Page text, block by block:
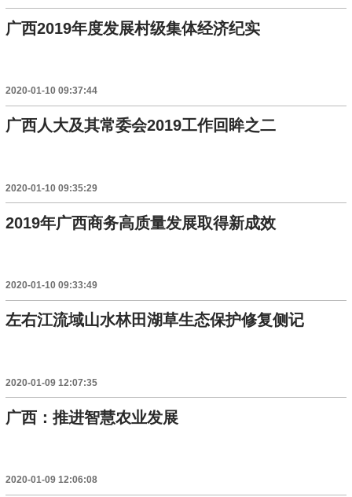
广西2019年度发展村级集体经济纪实
2020-01-10 09:37:44
广西人大及其常委会2019工作回眸之二
2020-01-10 09:35:29
2019年广西商务高质量发展取得新成效
2020-01-10 09:33:49
左右江流域山水林田湖草生态保护修复侧记
2020-01-09 12:07:35
广西：推进智慧农业发展
2020-01-09 12:06:08